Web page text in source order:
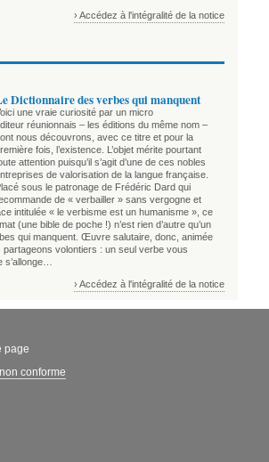
› Accédez à l'intégralité de la notice
Dictionnaire des verbes qui manquent
une vraie curiosité par un micro
réunionnais – les éditions du même nom –
nous découvrons, avec ce titre et pour la
fois, l’existence. L’objet mérite pourtant
attention puisqu’il s’agit d’une de ces nobles
de valorisation de la langue française.
sous le patronage de Frédéric Dard qui
de « verbailler » sans vergogne et
intitulée « le verbisme est un humanisme », ce
(une bible de poche !) n’est rien d’autre qu’un
qui manquent. Œuvre salutaire, donc, animée
partageons volontiers : un seul verbe vous
› Accédez à l'intégralité de la notice
page
conforme